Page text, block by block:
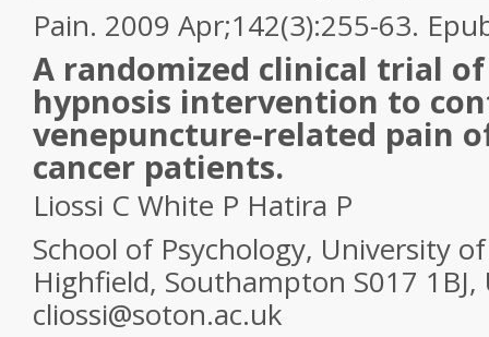
Pain. 2009 Apr;142(3):255-63.
A randomized clinical trial
hypnosis intervention to
venepuncture-related pain
cancer patients.
Liossi C White P Hatira P
School of Psychology, University
Highfield, Southampton S017 1BJ,
cliossi@soton.ac.uk